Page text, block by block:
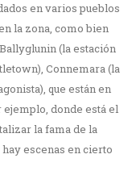
en varios pueblos
la zona, como bien
(la estación
Connemara (la
que están en
ejemplo, donde está el
la fama de la
escenas en cierto